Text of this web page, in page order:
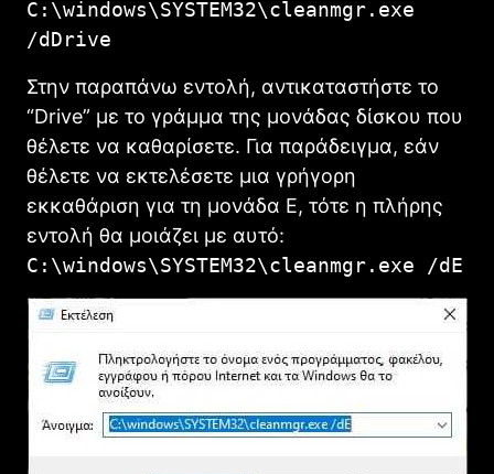
C:\windows\SYSTEM32\cleanmgr.exe
/dDrive
Στην παραπάνω εντολή, αντικαταστήστε το
“Drive” με το γράμμα της μονάδας δίσκου που
θέλετε να καθαρίσετε. Για παράδειγμα, εάν
θέλετε να εκτελέσετε μια γρήγορη
εκκαθάριση για τη μονάδα E, τότε η πλήρης
εντολή θα μοιάζει με αυτό:
C:\windows\SYSTEM32\cleanmgr.exe /dE